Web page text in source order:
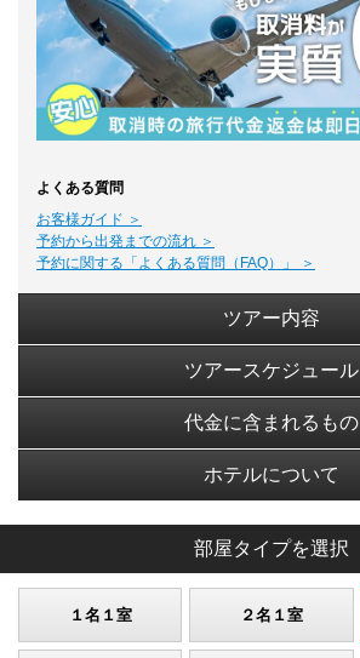
よくある質問
お客様ガイド ＞
予約から出発までの流れ ＞
予約に関する「よくある質問（FAQ）」 ＞
ツアー内容
ツアースケジュール
代金に含まれるもの
ホテルについて
部屋タイプを選択
１名１室 ２名１室